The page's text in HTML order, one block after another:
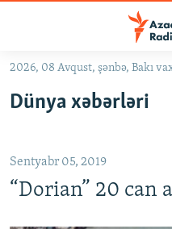
Əsas
qayıt
qayıt
Axtarışa
#İZAHLA
#ƏSLINDƏ
2026, 08 Avqust, şənbə, Bakı
Dünya xəbərləri
Sentyabr 05, 2019
“Dorian” 20 can